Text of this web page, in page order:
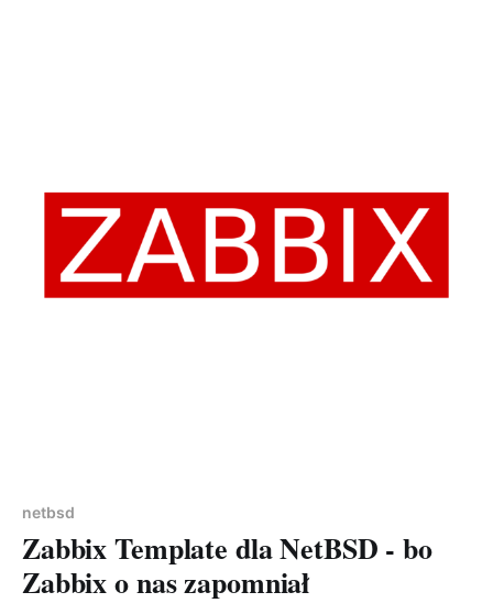
netbsd
Zabbix Template dla NetBSD - bo
Zabbix o nas zapomniał